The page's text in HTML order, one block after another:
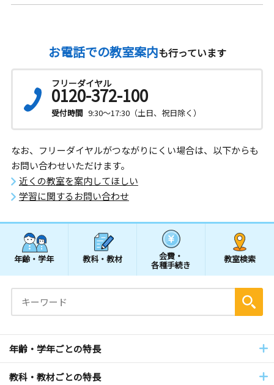
お電話での教室案内も行っています
フリーダイヤル
0120-372-100
受付時間 9:30～17:30（土日、祝日除く）
なお、フリーダイヤルがつながりにくい場合は、以下からも
お問い合わせいただけます。
近くの教室を案内してほしい
学習に関するお問い合わせ
年齢・学年 教科・教材 会費・
各種手続き
教室検索
年齢・学年ごとの特長
教科・教材ごとの特長